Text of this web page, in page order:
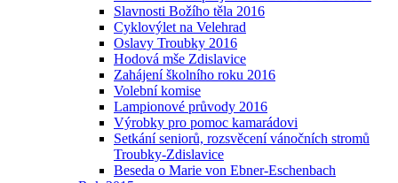
Slavnosti Božího těla 2016
Cyklovýlet na Velehrad
Oslavy Troubky 2016
Hodová mše Zdislavice
Zahájení školního roku 2016
Volební komise
Lampionové průvody 2016
Výrobky pro pomoc kamarádovi
Setkání seniorů, rozsvěcení vánočních stromů
Troubky-Zdislavice
Beseda o Marie von Ebner-Eschenbach